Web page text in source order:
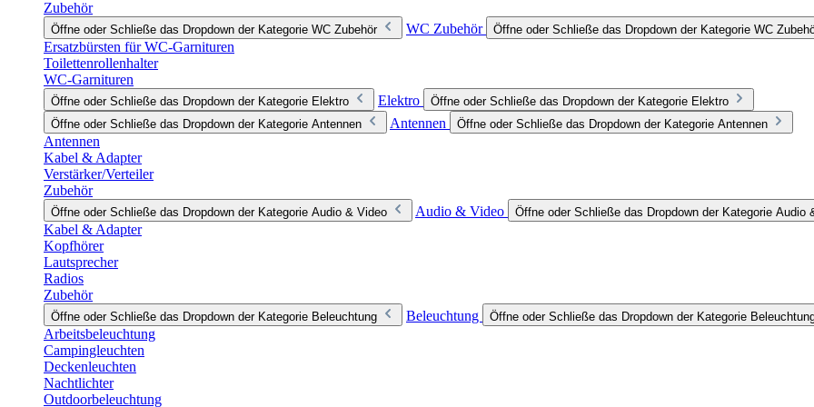
Zubehör
Öffne oder Schließe das Dropdown der Kategorie WC Zubehör WC Zubehör Öffne oder Schließe das Dropdown der Kategorie WC
Ersatzbürsten für WC-Garnituren
Toilettenrollenhalter
WC-Garnituren
Öffne oder Schließe das Dropdown der Kategorie Elektro Elektro
Öffne oder Schließe das Dropdown der Kategorie Elektro
Öffne oder Schließe das Dropdown der Kategorie Antennen
Antennen Öffne oder Schließe das Dropdown der Kategorie Antennen
Antennen
Kabel & Adapter
Verstärker/Verteiler
Zubehör
Öffne oder Schließe das Dropdown der Kategorie Audio & Video Audio & Video Öffne oder Schließe das Dropdown der Kategorie Audio
Kabel & Adapter
Kopfhörer
Lautsprecher
Radios
Zubehör
Öffne oder Schließe das Dropdown der Kategorie Beleuchtung Beleuchtung Öffne oder Schließe das Dropdown der Kategorie
Arbeitsbeleuchtung
Campingleuchten
Deckenleuchten
Nachtlichter
Outdoorbeleuchtung